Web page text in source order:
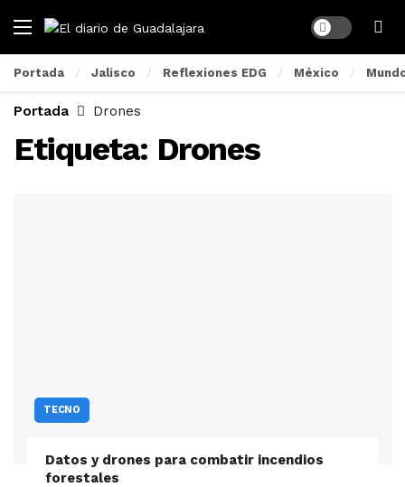
Dark mode
Portada Jalisco Reflexiones EDG México
Portada Drones
Etiqueta: Drones
TECNO
Datos y drones para combatir incendios
forestales